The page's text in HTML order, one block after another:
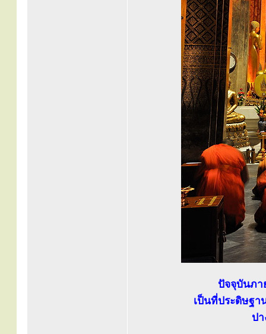
ปัจจุบันภา
เป็นที่ประดิษฐา
ป